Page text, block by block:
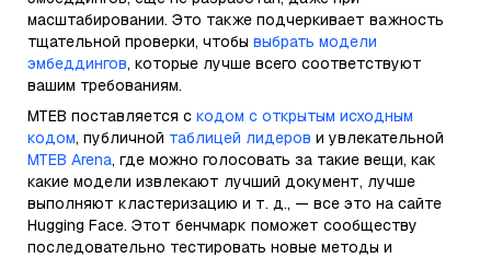
масштабировании. Это также подчеркивает важность
тщательной проверки, чтобы выбрать модели
эмбеддингов, которые лучше всего соответствуют
вашим требованиям.
MTEB поставляется с кодом с открытым исходным
кодом, публичной таблицей лидеров и увлекательной
MTEB Arena, где можно голосовать за такие вещи, как
какие модели извлекают лучший документ, лучше
выполняют кластеризацию и т. д., — все это на сайте
Hugging Face. Этот бенчмарк поможет сообществу
последовательно тестировать новые методы и